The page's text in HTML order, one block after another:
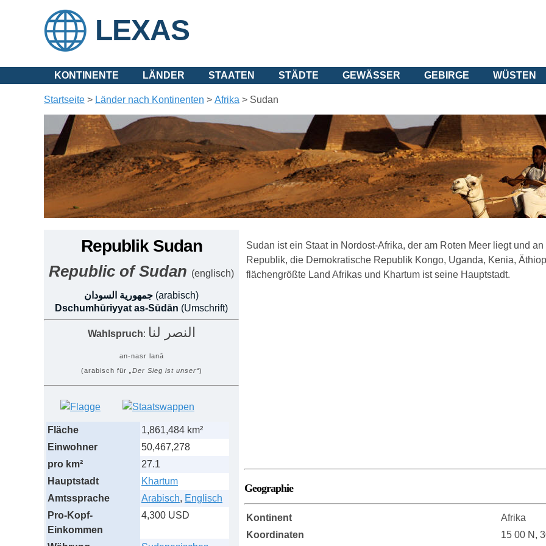
LEXAS
KONTINENTE LÄNDER STAATEN STÄDTE GEWÄSSER GEBIRGE WÜSTEN
Startseite > Länder nach Kontinenten > Afrika > Sudan
Republik Sudan
Republic of Sudan (englisch)
جمهورية السودان (arabisch)
Dschumhūriyyat as-Sūdān (Umschrift)
Wahlspruch: النصر لنا
an-nasr lanā
(arabisch für
„Der Sieg ist unser“)
Fläche
1,861,484 km²
Einwohner
50,467,278
pro km²
27.1
Hauptstadt
Khartum
Amtssprache
Arabisch, Englisch
Pro-Kopf-
Einkommen
4,300 USD
Sudan ist ein Staat in Nordost-Afrika, der am Roten Meer liegt und
Republik, die Demokratische Republik Kongo, Uganda, Kenia,
flächengrößte Land Afrikas und Khartum ist seine Hauptstadt.
Geographie
Kontinent
Afrika
Koordinaten
15 00 N,